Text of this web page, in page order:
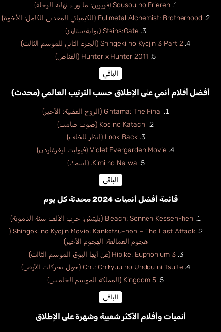
Sousou no Frieren (فريرين: ما وراء نهاية الرحلة)
Fullmetal Alchemist: Brotherhood (الكيميائي المعدني الكامل: الأخوة)
Steins;Gate (بوابة؛ستاينز)
Shingeki no Kyojin 3 Part 2 (الجزء الثاني للموسم الثالث)
Hunter x Hunter 2011 (القناص)
الباقي
أفضل أفلام أنمي على الإطلاق حسب الترتيب العالمي (محدث)
Gintama: The Final (الروح الفضية: الأخير)
Koe no Katachi (صوت صامت)
Look Back (انظر للخلف)
Violet Evergarden Movie (فيوليت ايفرغاردن)
Kimi no Na wa. (اسمك)
الباقي
قائمة أفضل أنميات 2024 محدثة كل يوم
Bleach: Sennen Kessen-hen (بليتش: حرب الألف سنة الدموية)
Shingeki no Kyojin Movie: Kanketsu-hen – The Last Attack (
هجوم العمالقة: الهجوم الأخير)
Hibike! Euphonium 3 (غن أيها البوق الموسم الثالث)
Chi.: Chikyuu no Undou ni Tsuite (حول تحركات الأرض)
Kingdom 5 (المملكة الموسم الخامس)
الباقي
أنميات وأفلام الأكثر شعبية وشهرة على الإطلاق